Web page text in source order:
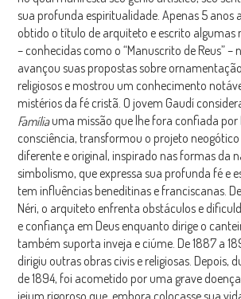
sua profunda espiritualidade. Apenas 5 anos
obtido o título de arquiteto e escrito algumas
– conhecidas como o “Manuscrito de Reus” –
avançou suas propostas sobre
religiosos e mostrou um conhecimento
mistérios da fé cristã. O jovem Gaudí
Famíliauma missão que lhe fora confiada por
consciência, transformou o projeto
diferente e original, inspirado nas formas da
simbolismo, que expressa sua profunda fé e
tem influências beneditinas e franciscanas.
Néri, o arquiteto enfrenta obstáculos e
e confiança em Deus enquanto dirige o
também suporta inveja e ciúme. De 1887 a
dirigiu outras obras civis e religiosas. Depois,
de 1894, foi acometido por uma grave